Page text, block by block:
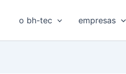
o bh-tec empresas